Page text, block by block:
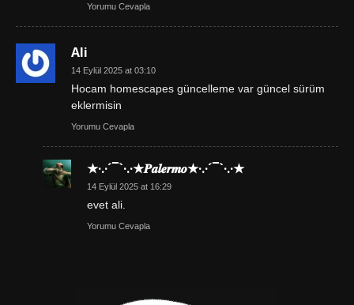
Yorumu Cevapla
Ali
14 Eylül 2025 at 03:10
Hocam homescapes güncelleme var güncel sürüm
eklermisin
Yorumu Cevapla
★·.·´¯`·.·★𝑷𝒂𝒍𝒆𝒓𝒎𝒐★·.·´¯`·.·★
14 Eylül 2025 at 16:29
evet ali.
Yorumu Cevapla